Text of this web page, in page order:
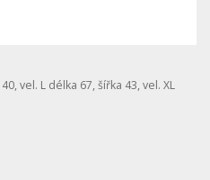
vel. L délka 67, šířka 43, vel. XL